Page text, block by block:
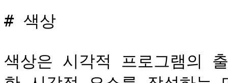
# 색상
색상은 시각적 프로그램의